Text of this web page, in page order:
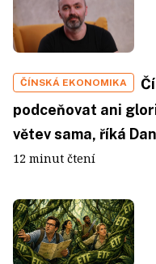
ČÍNSKÁ EKONOMIKA
podceňovat ani
větev sama, říká
12 minut čtení